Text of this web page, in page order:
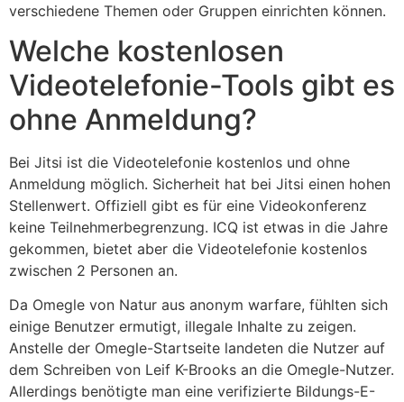
verschiedene Themen oder Gruppen einrichten können.
Welche kostenlosen
Videotelefonie-Tools gibt es
ohne Anmeldung?
Bei Jitsi ist die Videotelefonie kostenlos und ohne
Anmeldung möglich. Sicherheit hat bei Jitsi einen hohen
Stellenwert. Offiziell gibt es für eine Videokonferenz
keine Teilnehmerbegrenzung. ICQ ist etwas in die Jahre
gekommen, bietet aber die Videotelefonie kostenlos
zwischen 2 Personen an.
Da Omegle von Natur aus anonym warfare, fühlten sich
einige Benutzer ermutigt, illegale Inhalte zu zeigen.
Anstelle der Omegle-Startseite landeten die Nutzer auf
dem Schreiben von Leif K-Brooks an die Omegle-Nutzer.
Allerdings benötigte man eine verifizierte Bildungs-E-